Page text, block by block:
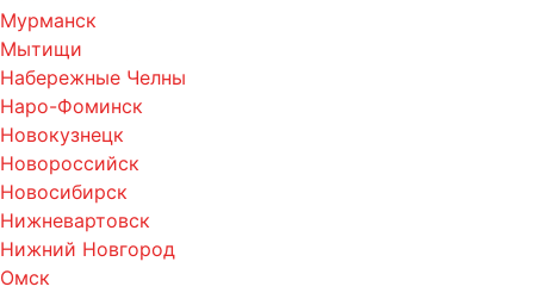
Мурманск
Мытищи
Набережные Челны
Наро-Фоминск
Новокузнецк
Новороссийск
Новосибирск
Нижневартовск
Нижний Новгород
Омск